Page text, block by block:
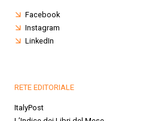
Facebook
Instagram
LinkedIn
RETE EDITORIALE
ItalyPost